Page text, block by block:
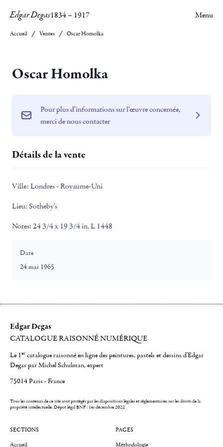
Edgar Degas1834– 1917 Menu
Accueil Ventes Oscar Homolka
Oscar Homolka
Pour plus d'informations sur l'œuvre concernée,
merci de nous contacter
Détails de la vente
Ville: Londres - Royaume-Uni
Lieu: Sotheby's
Notes: 24 3/4 x 19 3/4 in. L 1448
Date
24 mai 1965
Edgar Degas
CATALOGUE RAISONNÉ NUMÉRIQUE
Le 1er catalogue raisonné en ligne des peintures, pastels et dessins d'Edgar
Degas par Michel Schulman, expert
75014 Paris - France
Tous les contenus de ce site sont protégés par les dispositions légales et réglementaires sur les droits de la
propriété intellectuelle.Dépot légal BNF : 1er décembre 2022
SECTIONS
Accueil
PAGES
Méthodologie